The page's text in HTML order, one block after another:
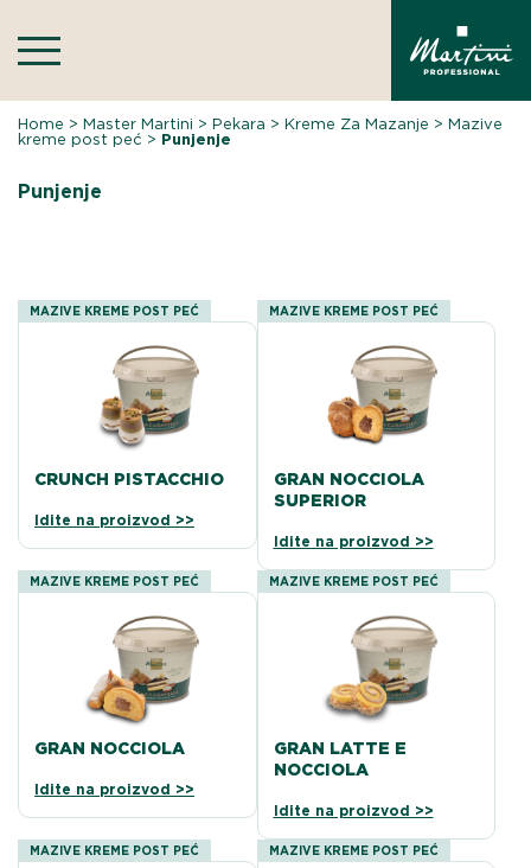
content
Home >Master Martini >Pekara >Kreme Za Mazanje >Mazive
kreme post peć > Punjenje
Punjenje
MAZIVE KREME POST PEĆ
CRUNCH PISTACCHIO
Idite na proizvod >>
MAZIVE KREME POST PEĆ
GRAN NOCCIOLA
SUPERIOR
Idite na proizvod >>
MAZIVE KREME POST PEĆ
GRAN NOCCIOLA
Idite na proizvod >>
MAZIVE KREME POST PEĆ
GRAN LATTE E
NOCCIOLA
Idite na proizvod >>
MAZIVE KREME POST PEĆ MAZIVE KREME POST PEĆ